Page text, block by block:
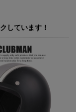
しています！